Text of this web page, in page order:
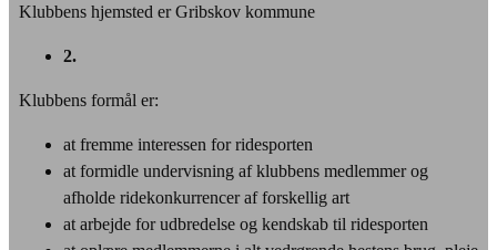
Klubbens hjemsted er Gribskov kommune
2.
Klubbens formål er:
at fremme interessen for ridesporten
at formidle undervisning af klubbens medlemmer og
afholde ridekonkurrencer af forskellig art
at arbejde for udbredelse og kendskab til ridesporten